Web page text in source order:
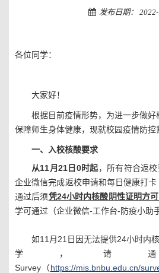
发布日期： 2022-
各位同学：
大家好！
根据目前疫情形势，为进一步做
保障师生身体健康，现就校园疫情防控
一、入校核酸要求
从11月21日0时起，所有符合返
企业微信完成返校申请和每日健康打卡
通过后须凭24小时内核酸阴性证明方
学可通过（企业微信-工作台-防疫小助
如11月21日因无法提供24小时内
学，请
Survey （https://mis.bnbu.edu.cn/